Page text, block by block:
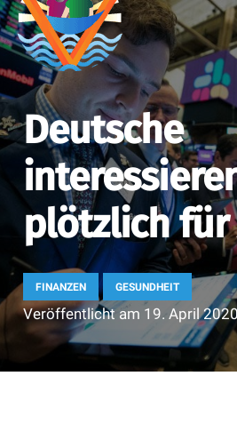
Deutsche
plötzlich
FINANZEN GESUNDHEIT
Veröffentlicht am 19. April 2020